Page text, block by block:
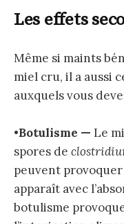
Les effets
Même si maints
miel cru, il a aussi
auxquels vous
•Botulisme — Le
spores de
peuvent
apparaît avec
botulisme